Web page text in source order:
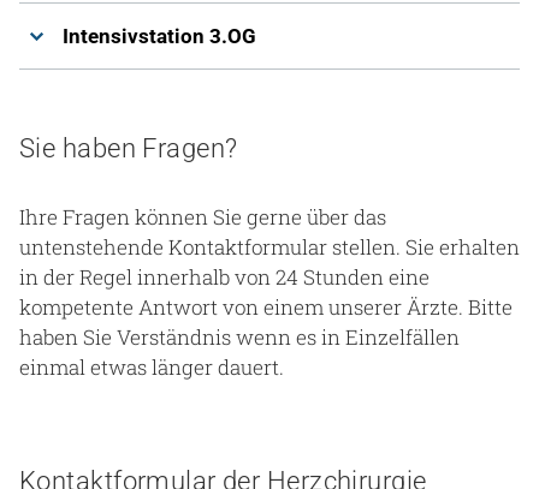
Intensivstation 3.OG
Sie haben Fragen?
Ihre Fragen können Sie gerne über das
untenstehende Kontaktformular stellen. Sie erhalten
in der Regel innerhalb von 24 Stunden eine
kompetente Antwort von einem unserer Ärzte. Bitte
haben Sie Verständnis wenn es in Einzelfällen
einmal etwas länger dauert.
Kontaktformular der Herzchirurgie